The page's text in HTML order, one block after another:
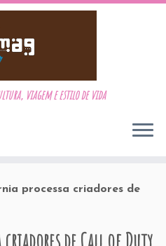
viagem e estilo de vida
processa criadores de